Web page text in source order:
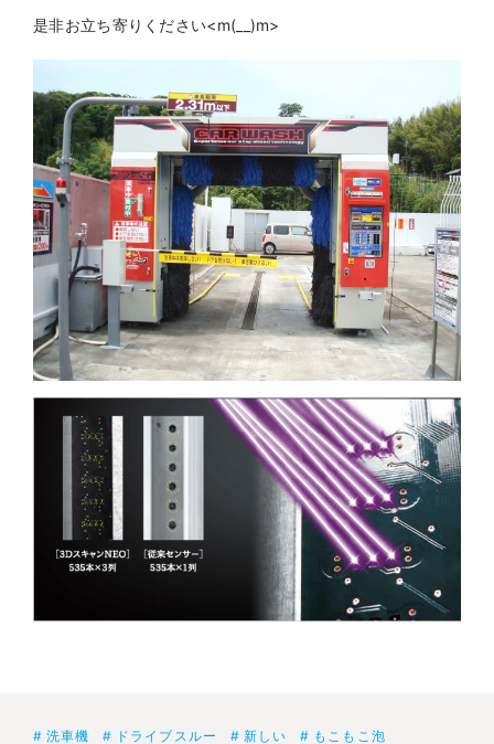
是非お立ち寄りください<m(__)m>
洗車機 ドライブスルー 新しい もこもこ泡